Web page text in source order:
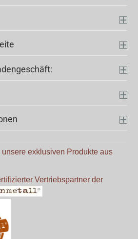
exklusiven Produkte aus
Vertriebspartner der